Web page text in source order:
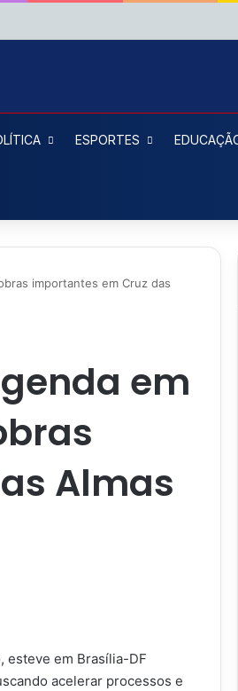
ESPORTES
importantes em Cruz das
em
Almas
esteve em Brasília-DF
acelerar processos e